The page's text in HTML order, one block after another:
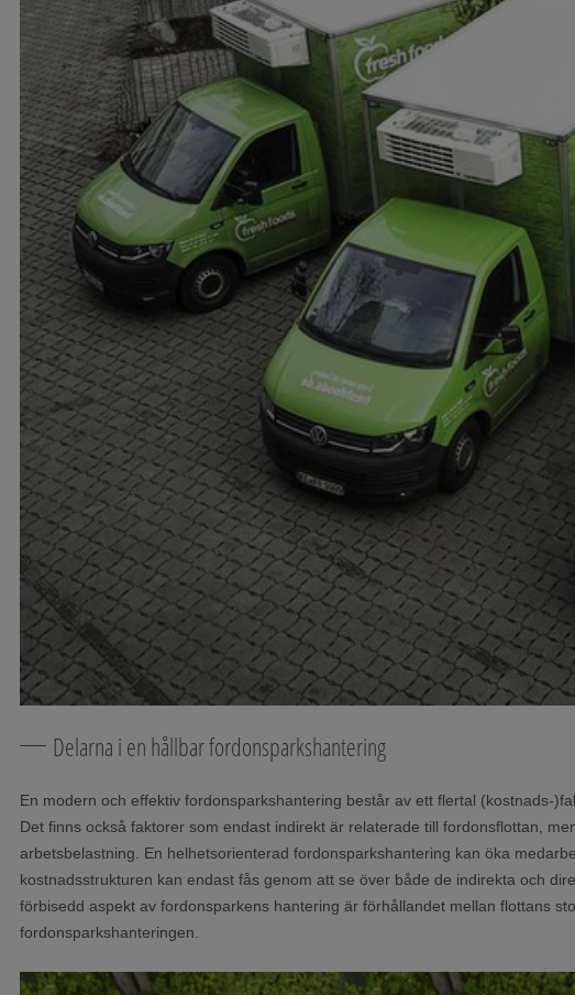
Delarna i en hållbar fordonsparkshantering
En modern och effektiv fordonsparkshantering består av ett flertal (kostnads-
Det finns också faktorer som endast indirekt är relaterade till fordonsflottan,
arbetsbelastning. En helhetsorienterad fordonsparkshantering kan öka
kostnadsstrukturen kan endast fås genom att se över både de indirekta och
förbisedd aspekt av fordonsparkens hantering är förhållandet mellan flottans
fordonsparkshanteringen.